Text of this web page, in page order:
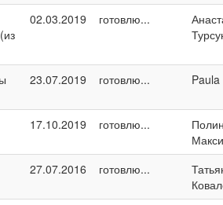
02.03.2019 готовлю...
23.07.2019 готовлю... Paula
17.10.2019 готовлю...
27.07.2016 готовлю...